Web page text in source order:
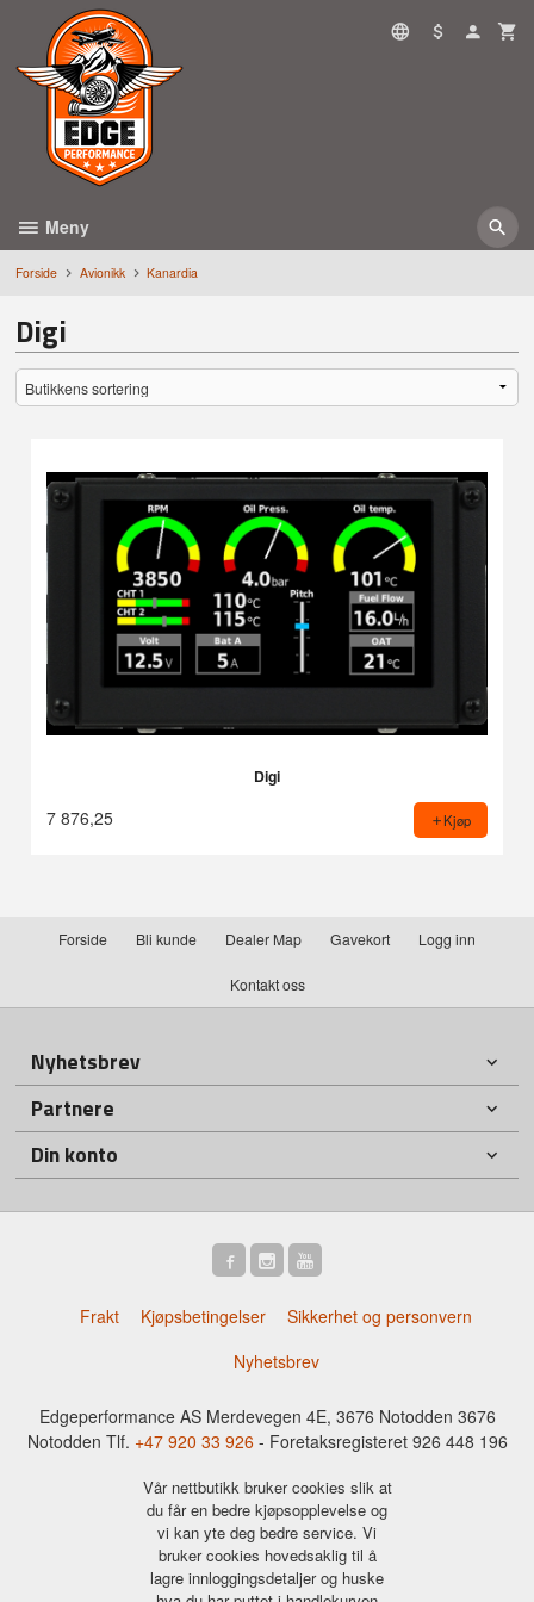
innholdet
Meny
Forside Avionikk Kanardia
Digi
Digi
7 876,25 Kjøp
Forside Bli kunde Dealer Map Gavekort Logg inn
Kontakt oss
Nyhetsbrev
Partnere
Din konto
Frakt Kjøpsbetingelser
Sikkerhet og personvern
Nyhetsbrev
Edgeperformance AS Merdevegen 4E, 3676 Notodden 3676
Notodden Tlf. +47 920 33 926 - Foretaksregisteret 926 448 196
Vår nettbutikk bruker cookies slik at
du får en bedre kjøpsopplevelse og
vi kan yte deg bedre service. Vi
bruker cookies hovedsaklig til å
lagre innloggingsdetaljer og huske